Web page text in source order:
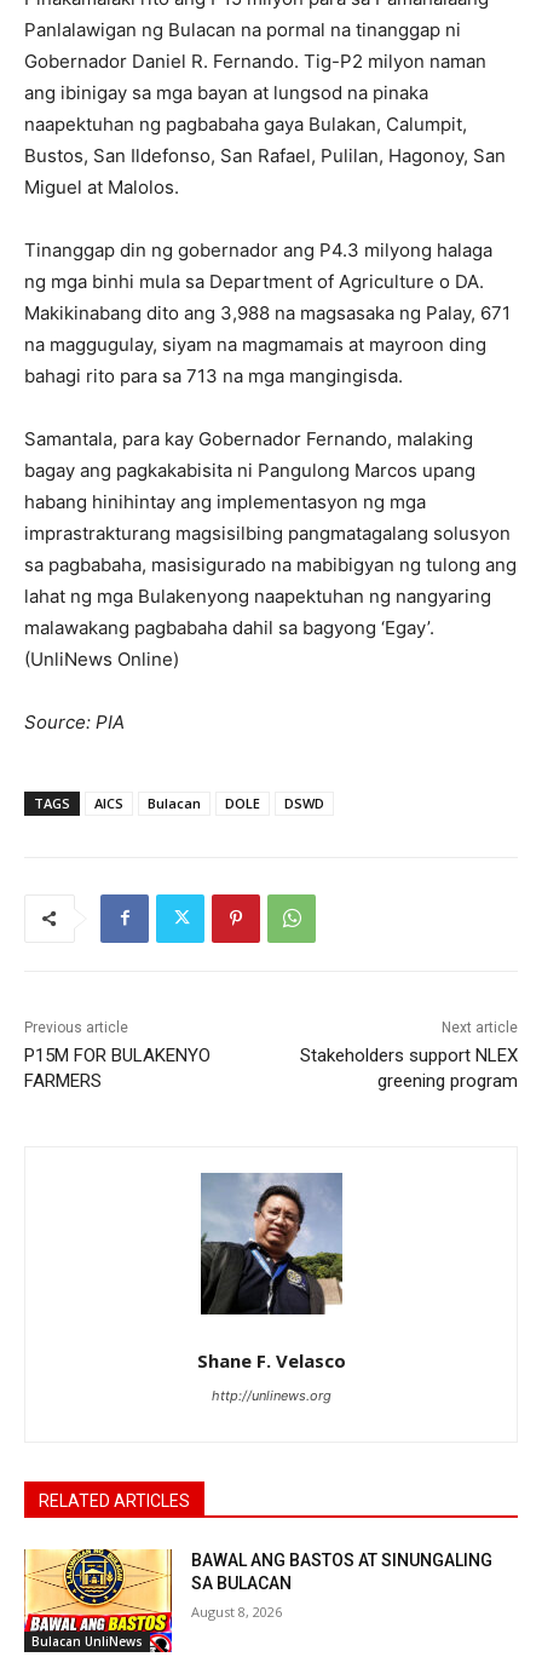
Panlalawigan ng Bulacan na pormal na tinanggap ni
Gobernador Daniel R. Fernando. Tig-P2 milyon naman
ang ibinigay sa mga bayan at lungsod na pinaka
naapektuhan ng pagbabaha gaya Bulakan, Calumpit,
Bustos, San Ildefonso, San Rafael, Pulilan, Hagonoy, San
Miguel at Malolos.
Tinanggap din ng gobernador ang P4.3 milyong halaga
ng mga binhi mula sa Department of Agriculture o DA.
Makikinabang dito ang 3,988 na magsasaka ng Palay, 671
na maggugulay, siyam na magmamais at mayroon ding
bahagi rito para sa 713 na mga mangingisda.
Samantala, para kay Gobernador Fernando, malaking
bagay ang pagkakabisita ni Pangulong Marcos upang
habang hinihintay ang implementasyon ng mga
imprastrakturang magsisilbing pangmatagalang solusyon
sa pagbabaha, masisigurado na mabibigyan ng tulong ang
lahat ng mga Bulakenyong naapektuhan ng nangyaring
malawakang pagbabaha dahil sa bagyong ‘Egay’.
(UnliNews Online)
Source: PIA
TAGS AICS Bulacan DOLE DSWD
Previous article
P15M FOR BULAKENYO
FARMERS
Next article
Stakeholders support NLEX
greening program
Shane F. Velasco
http://unlinews.org
RELATED ARTICLES
Bulacan UnliNews
BAWAL ANG BASTOS AT SINUNGALING
SA BULACAN
August 8, 2026